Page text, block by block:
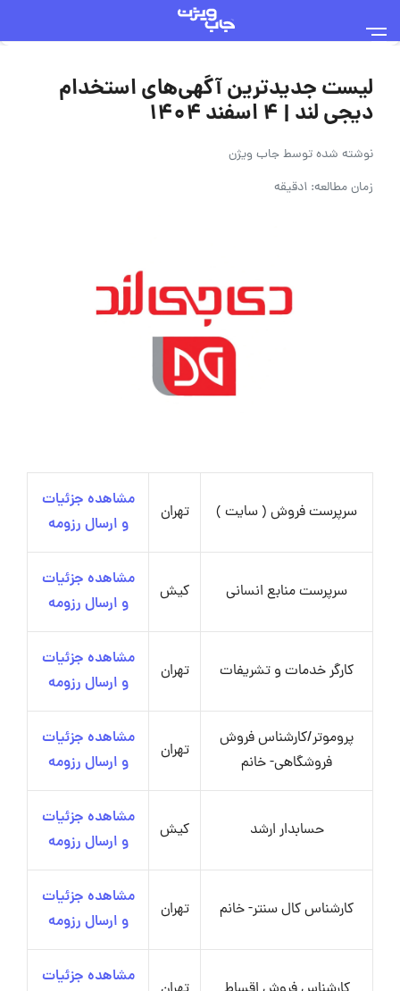
لیست جدیدترین آگهی‌های استخدام
دیجی لند | 4 اسفند ۱۴۰۴
نوشته شده توسطجاب ویژن
زمان مطالعه: 1دقیقه
سرپرست فروش ( سایت ) تهران
مشاهده جزئیات
و ارسال رزومه
سرپرست منابع انسانی کیش
مشاهده جزئیات
و ارسال رزومه
کارگر خدمات و تشریفات تهران
مشاهده جزئیات
و ارسال رزومه
پروموتر/کارشناس فروش
فروشگاهی- خانم
تهران
مشاهده جزئیات
و ارسال رزومه
حسابدار ارشد کیش
مشاهده جزئیات
و ارسال رزومه
کارشناس کال سنتر- خانم تهران
مشاهده جزئیات
و ارسال رزومه
مشاهده جزئیات